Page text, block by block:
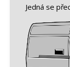
Jedná se